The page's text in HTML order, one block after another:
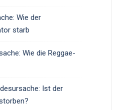
Wie der
starb
Wie die Reggae-
Ist der